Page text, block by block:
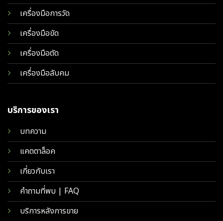
เครื่องมือการวัด
เครื่องมือขัด
เครื่องมือตัด
เครื่องมือลับคม
บริการของเรา
บทความ
แคตตาล็อค
เกี่ยวกับเรา
คำถามที่พบ | FAQ
บริการหลังการขาย